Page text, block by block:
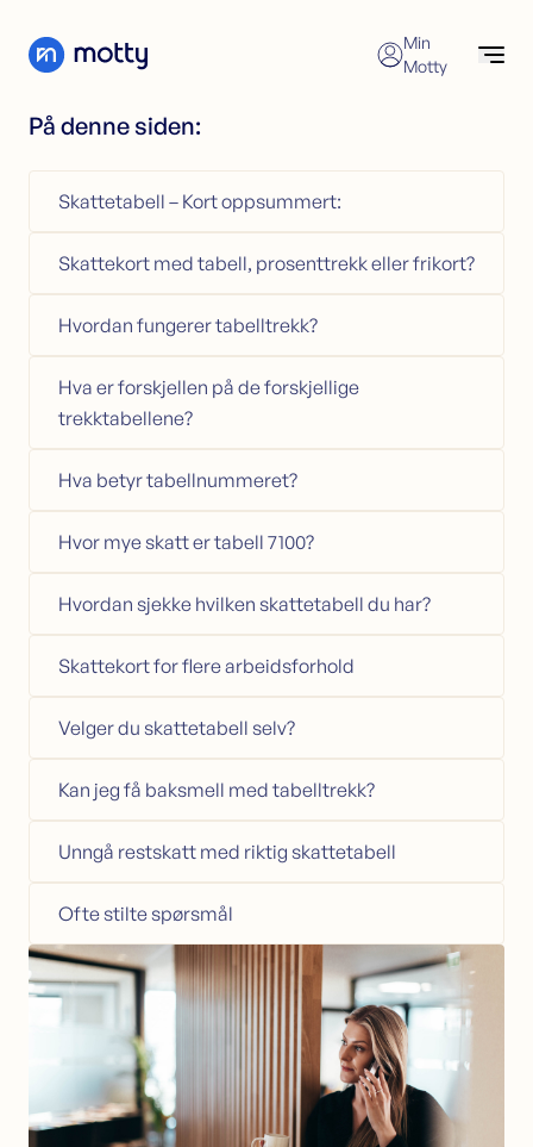
Min
Motty
Søk nå
Forbrukslån
Kredittkort
Kundeservice
Søk forbrukslån
Refinansiering av forbrukslån
Forbrukslånskalkulator
Refinansiering
Søk refinansiering
Refinansiering med sikkerhet
Økonomisk hjelp
Kredittkort
Søk kredittkort
Kredittkortkalkulator
Sikkerhet i bolig
Søk lån med sikkerhet i bolig
Samle dyre lån i boligen
Boliglånskalkulator
Kundeservice
Kontakt oss
Guider
Artikler
Bankordlisten
På denne siden:
Skattetabell – Kort oppsummert:
Skattekort med tabell, prosenttrekk eller frikort?
Hvordan fungerer tabelltrekk?
Hva er forskjellen på de forskjellige
trekktabellene?
Hva betyr tabellnummeret?
Hvor mye skatt er tabell 7100?
Hvordan sjekke hvilken skattetabell du har?
Skattekort for flere arbeidsforhold
Velger du skattetabell selv?
Kan jeg få baksmell med tabelltrekk?
Unngå restskatt med riktig skattetabell
Ofte stilte spørsmål